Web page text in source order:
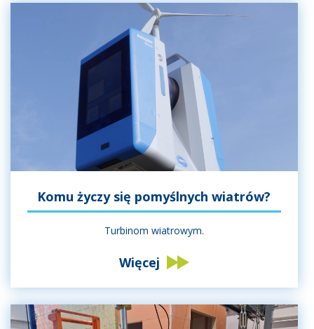
Komu życzy się pomyślnych wiatrów?
Turbinom wiatrowym.
Więcej